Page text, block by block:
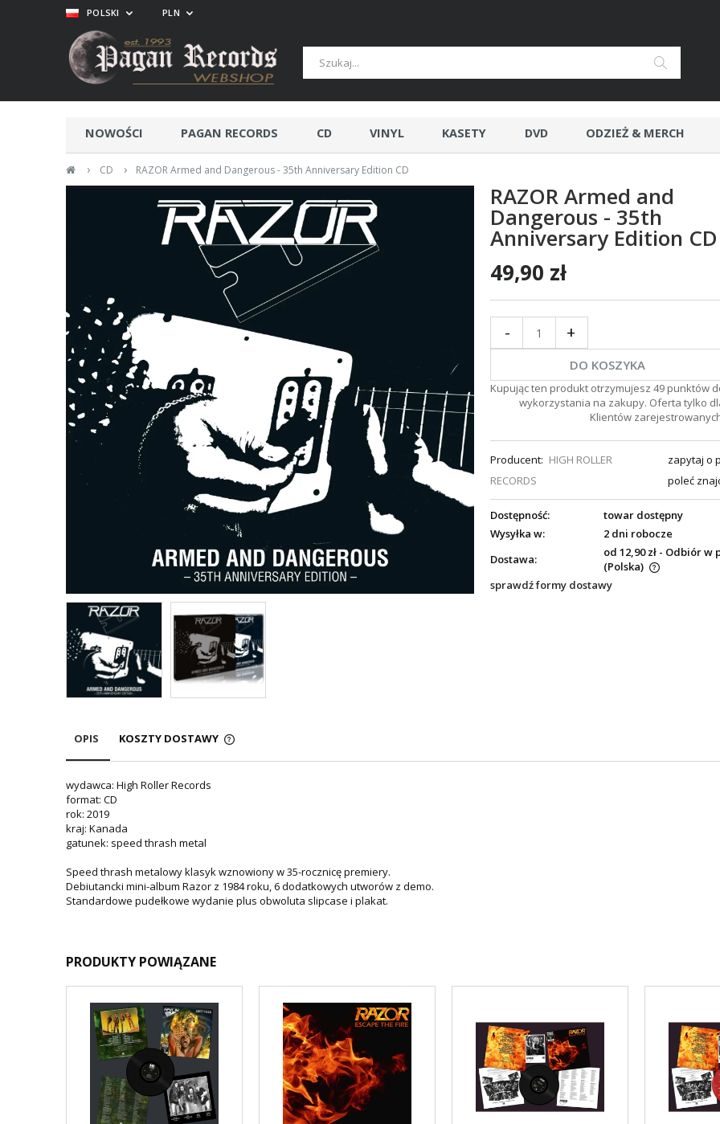
NOWOŚCI PAGAN RECORDS CD VINYL KASETY DVD ODZIEŻ & MERCH
› CD › RAZOR Armed and Dangerous - 35th Anniversary Edition CD
POLSKI PLN
RAZOR Armed and
Dangerous - 35th
Anniversary Edition
49,90 zł
- +
DO KOSZYKA
Kupując ten produkt otrzymujesz 49 punktów
wykorzystania na zakupy. Oferta tylko
Klientów
Producent: HIGH ROLLER
RECORDS
zapytaj o
poleć
Dostępność:
towar dostępny
Wysyłka w:
2 dni robocze
Dostawa:
od 12,90 zł - Odbiór w
(Polska)
sprawdź formy dostawy
OPIS KOSZTY DOSTAWY
wydawca: High Roller Records
format: CD
rok: 2019
kraj: Kanada
gatunek: speed thrash metal
Speed thrash metalowy klasyk wznowiony w 35-rocznicę premiery.
Debiutancki mini-album Razor z 1984 roku, 6 dodatkowych utworów z demo.
Standardowe pudełkowe wydanie plus obwoluta slipcase i plakat.
PRODUKTY POWIĄZANE